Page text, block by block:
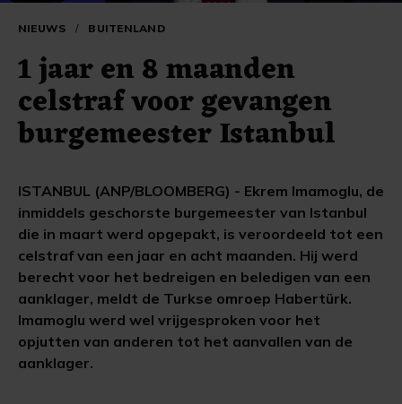
NIEUWS / BUITENLAND
1 jaar en 8 maanden
celstraf voor gevangen
burgemeester Istanbul
ISTANBUL (ANP/BLOOMBERG) - Ekrem Imamoglu, de
inmiddels geschorste burgemeester van Istanbul
die in maart werd opgepakt, is veroordeeld tot een
celstraf van een jaar en acht maanden. Hij werd
berecht voor het bedreigen en beledigen van een
aanklager, meldt de Turkse omroep Habertürk.
Imamoglu werd wel vrijgesproken voor het
opjutten van anderen tot het aanvallen van de
aanklager.